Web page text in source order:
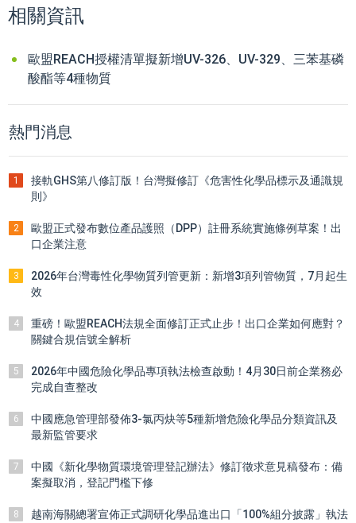
相關資訊
歐盟REACH授權清單擬新增UV-326、UV-329、三苯基磷
酸酯等4種物質
熱門消息
1
接軌GHS第八修訂版！台灣擬修訂《危害性化學品標示及通識規
則》
2
歐盟正式發布數位產品護照（DPP）註冊系統實施條例草案！出
口企業注意
3
2026年台灣毒性化學物質列管更新：新增3項列管物質，7月起生
效
4
重磅！歐盟REACH法規全面修訂正式止步！出口企業如何應對？
關鍵合規信號全解析
5
2026年中國危險化學品專項執法檢查啟動！4月30日前企業務必
完成自查整改
6
中國應急管理部發佈3-氯丙炔等5種新增危險化學品分類資訊及
最新監管要求
7
中國《新化學物質環境管理登記辦法》修訂徵求意見稿發布：備
案擬取消，登記門檻下修
8
越南海關總署宣佈正式調研化學品進出口「100%組分披露」執法